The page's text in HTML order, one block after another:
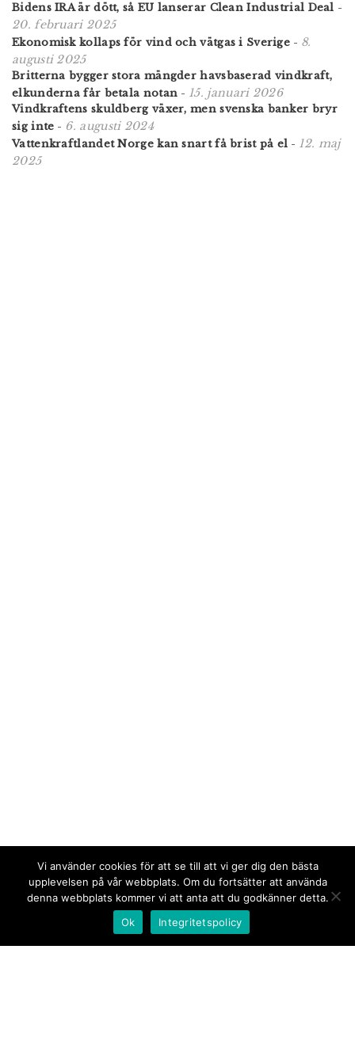
Bidens IRA är dött, så EU lanserar Clean Industrial Deal -
20. februari 2025
Ekonomisk kollaps för vind och vätgas i Sverige - 8.
augusti 2025
Britterna bygger stora mängder havsbaserad vindkraft,
elkunderna får betala notan - 15. januari 2026
Vindkraftens skuldberg växer, men svenska banker bryr
sig inte - 6. augusti 2024
Vattenkraftlandet Norge kan snart få brist på el - 12. maj
2025
Vi använder cookies för att se till att vi ger dig den bästa
upplevelsen på vår webbplats. Om du fortsätter att använda
denna webbplats kommer vi att anta att du godkänner detta.
Ok
Integritetspolicy